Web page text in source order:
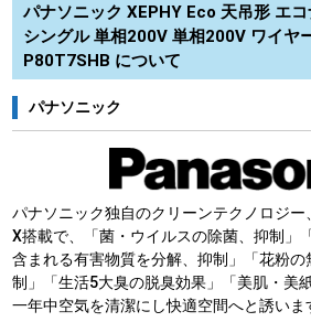
パナソニック XEPHY Eco 天吊形 エ
シングル 単相200V 単相200V ワイヤ
P80T7SHB について
パナソニック
パナソニック独自のクリーンテクノロジ
X搭載で、「菌・ウイルスの除菌、抑制」
含まれる有害物質を分解、抑制」「花粉
制」「生活5大臭の脱臭効果」「美肌・美
一年中空気を清潔にし快適空間へと誘いま